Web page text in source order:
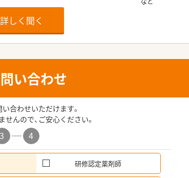
しく聞く
い合わせ
合わせいただけます。
んので、ご安心ください。
3 4
研修認定薬剤師